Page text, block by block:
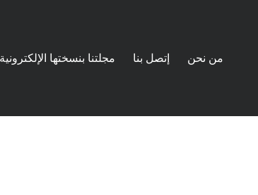
من نحن إتصل بنا مجلتنا بنسختها الإلكترونية